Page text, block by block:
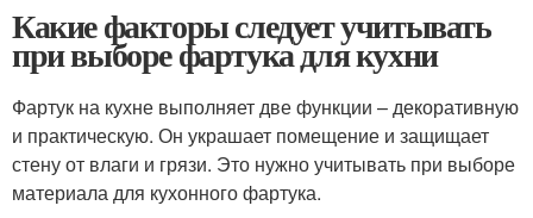
Какие факторы следует учитывать
при выборе фартука для кухни
Фартук на кухне выполняет две функции – декоративную
и практическую. Он украшает помещение и защищает
стену от влаги и грязи. Это нужно учитывать при выборе
материала для кухонного фартука.